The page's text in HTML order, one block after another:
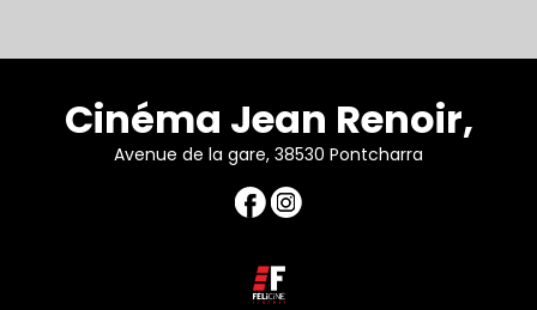
Cinéma Jean Renoir,
Avenue de la gare, 38530 Pontcharra